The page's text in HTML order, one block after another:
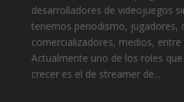
desarrolladores de videojuegos
tenemos periodismo, jugadores,
comercializadores, medios,
Actualmente uno de los roles
crecer es el de streamer de...